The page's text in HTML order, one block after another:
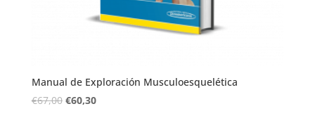
Manual de Exploración Musculoesquelética
€67,00 €60,30